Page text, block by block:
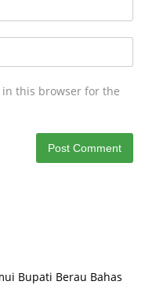
in this browser for the
Bupati Berau Bahas